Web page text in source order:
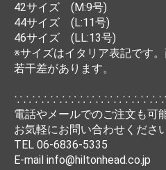
42サイズ (M:9号)
44サイズ (L:11号)
46サイズ (LL:13号)
※サイズはイタリア表記です
若干差があります。
∵∴∵∴∵∴∵∴∵∴∵∴∵∴∵∴∵
電話やメールでのご注文も可
お気軽にお問い合わせくださ
TEL 06-6836-5335
E-mail info@hiltonhead.co.jp